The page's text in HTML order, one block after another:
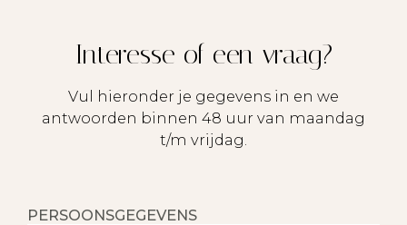
Interesse of een vraag?
Vul hieronder je gegevens in en we
antwoorden binnen 48 uur van maandag
t/m vrijdag.
PERSOONSGEGEVENS